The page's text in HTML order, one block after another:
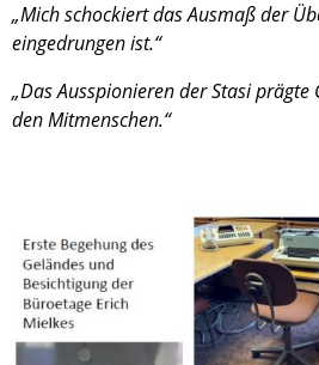
„Mich schockiert das Ausmaß der
einge­drun­gen ist.“
„Das Ausspio­nie­ren der Stasi
den Mitmen­schen.“